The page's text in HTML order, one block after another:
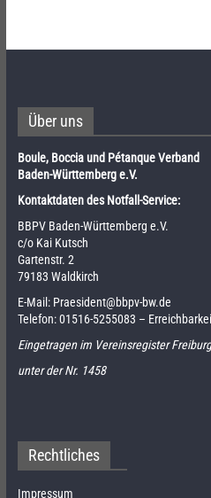
Über uns
Boule, Boccia und Pétanque Verband
Baden-Württemberg e.V.
Kontaktdaten des Notfall-Service:
BBPV Baden-Württemberg e.V.
c/o Kai Kutsch
Gartenstr. 2
79183 Waldkirch
E-Mail: Praesident@bbpv-bw.de
Telefon:01516-5255083 –
Eingetragen im Vereinsregister Freiburg
unter der Nr. 1458
Rechtliches
Impressum